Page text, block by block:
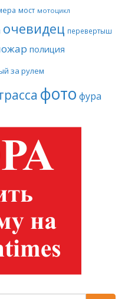
мост мотоцикл
очевидец перевертыш
полиция
за рулем
фото фура